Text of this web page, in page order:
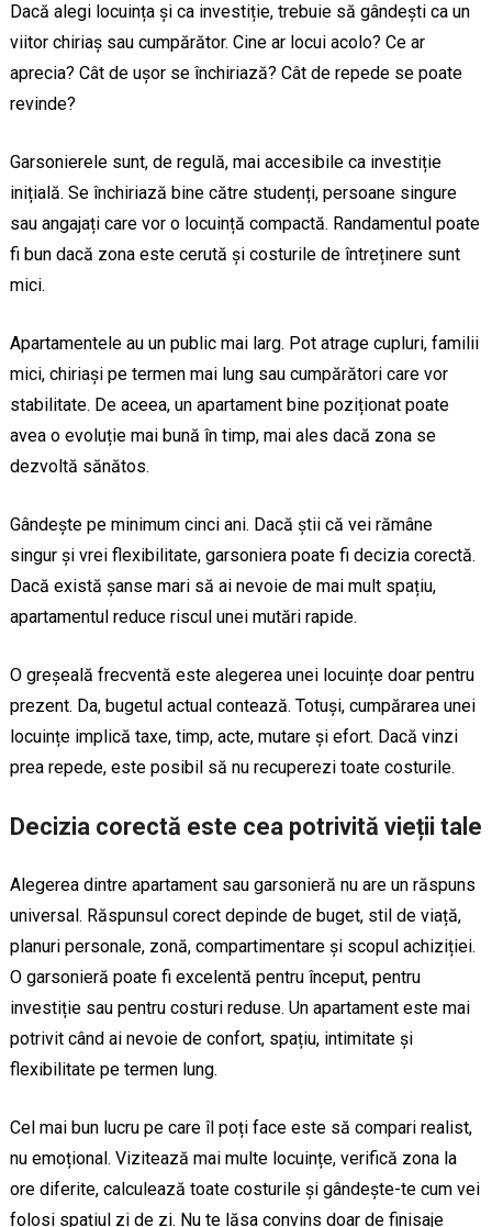
Dacă alegi locuința și ca investiție, trebuie să gândești ca un
viitor chiriaș sau cumpărător. Cine ar locui acolo? Ce ar
aprecia? Cât de ușor se închiriază? Cât de repede se poate
revinde?
Garsonierele sunt, de regulă, mai accesibile ca investiție
inițială. Se închiriază bine către studenți, persoane singure
sau angajați care vor o locuință compactă. Randamentul poate
fi bun dacă zona este cerută și costurile de întreținere sunt
mici.
Apartamentele au un public mai larg. Pot atrage cupluri, familii
mici, chiriași pe termen mai lung sau cumpărători care vor
stabilitate. De aceea, un apartament bine poziționat poate
avea o evoluție mai bună în timp, mai ales dacă zona se
dezvoltă sănătos.
Gândește pe minimum cinci ani. Dacă știi că vei rămâne
singur și vrei flexibilitate, garsoniera poate fi decizia corectă.
Dacă există șanse mari să ai nevoie de mai mult spațiu,
apartamentul reduce riscul unei mutări rapide.
O greșeală frecventă este alegerea unei locuințe doar pentru
prezent. Da, bugetul actual contează. Totuși, cumpărarea unei
locuințe implică taxe, timp, acte, mutare și efort. Dacă vinzi
prea repede, este posibil să nu recuperezi toate costurile.
Decizia corectă este cea potrivită vieții tale
Alegerea dintre apartament sau garsonieră nu are un răspuns
universal. Răspunsul corect depinde de buget, stil de viață,
planuri personale, zonă, compartimentare și scopul achiziției.
O garsonieră poate fi excelentă pentru început, pentru
investiție sau pentru costuri reduse. Un apartament este mai
potrivit când ai nevoie de confort, spațiu, intimitate și
flexibilitate pe termen lung.
Cel mai bun lucru pe care îl poți face este să compari realist,
nu emoțional. Vizitează mai multe locuințe, verifică zona la
ore diferite, calculează toate costurile și gândește-te cum vei
folosi spațiul zi de zi. Nu te lăsa convins doar de finisaje